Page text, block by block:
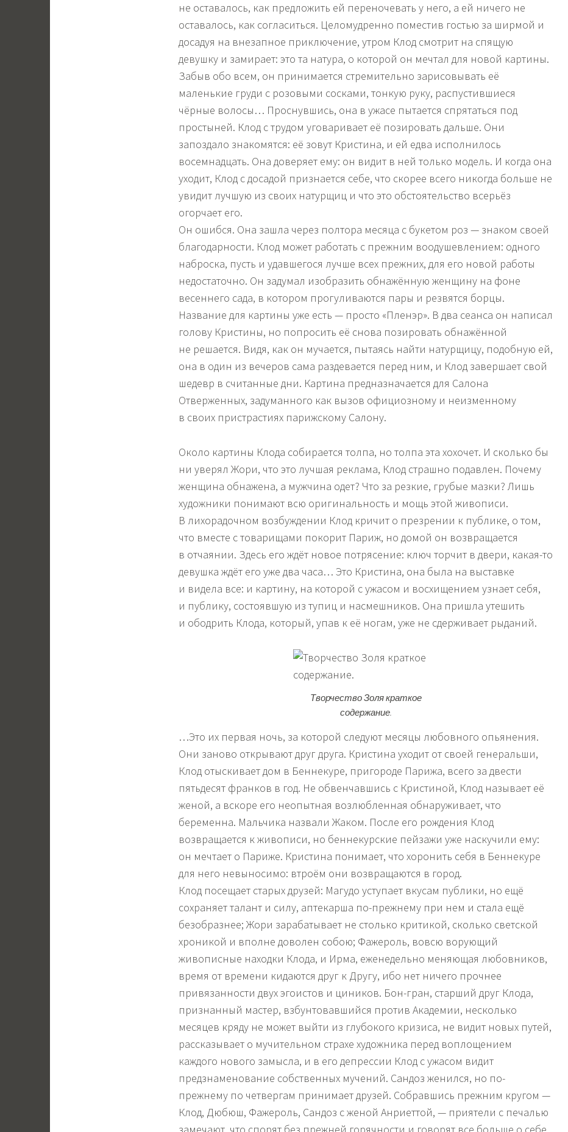
не оставалось, как предложить ей переночевать у него, а ей ничего не
оставалось, как согласиться. Целомудренно поместив гостью за ширмой и
досадуя на внезапное приключение, утром Клод смотрит на спящую
девушку и замирает: это та натура, о которой он мечтал для новой картины.
Забыв обо всем, он принимается стремительно зарисовывать её
маленькие груди с розовыми сосками, тонкую руку, распустившиеся
чёрные волосы… Проснувшись, она в ужасе пытается спрятаться под
простыней. Клод с трудом уговаривает её позировать дальше. Они
запоздало знакомятся: её зовут Кристина, и ей едва исполнилось
восемнадцать. Она доверяет ему: он видит в ней только модель. И когда она
уходит, Клод с досадой признается себе, что скорее всего никогда больше не
увидит лучшую из своих натурщиц и что это обстоятельство всерьёз
огорчает его.
Он ошибся. Она зашла через полтора месяца с букетом роз — знаком своей
благодарности. Клод может работать с прежним воодушевлением: одного
наброска, пусть и удавшегося лучше всех прежних, для его новой работы
недостаточно. Он задумал изобразить обнажённую женщину на фоне
весеннего сада, в котором прогуливаются пары и резвятся борцы.
Название для картины уже есть — просто «Пленэр». В два сеанса он написал
голову Кристины, но попросить её снова позировать обнажённой
не решается. Видя, как он мучается, пытаясь найти натурщицу, подобную ей,
она в один из вечеров сама раздевается перед ним, и Клод завершает свой
шедевр в считанные дни. Картина предназначается для Салона
Отверженных, задуманного как вызов официозному и неизменному
в своих пристрастиях парижскому Салону.
Около картины Клода собирается толпа, но толпа эта хохочет. И сколько бы
ни уверял Жори, что это лучшая реклама, Клод страшно подавлен. Почему
женщина обнажена, а мужчина одет? Что за резкие, грубые мазки? Лишь
художники понимают всю оригинальность и мощь этой живописи.
В лихорадочном возбуждении Клод кричит о презрении к публике, о том,
что вместе с товарищами покорит Париж, но домой он возвращается
в отчаянии. Здесь его ждёт новое потрясение: ключ торчит в двери, какая-то
девушка ждёт его уже два часа… Это Кристина, она была на выставке
и видела все: и картину, на которой с ужасом и восхищением узнает себя,
и публику, состоявшую из тупиц и насмешников. Она пришла утешить
и ободрить Клода, который, упав к её ногам, уже не сдерживает рыданий.
Творчество Золя краткое
содержание.
…Это их первая ночь, за которой следуют месяцы любовного опьянения.
Они заново открывают друг друга. Кристина уходит от своей генеральши,
Клод отыскивает дом в Беннекуре, пригороде Парижа, всего за двести
пятьдесят франков в год. Не обвенчавшись с Кристиной, Клод называет её
женой, а вскоре его неопытная возлюбленная обнаруживает, что
беременна. Мальчика назвали Жаком. После его рождения Клод
возвращается к живописи, но беннекурские пейзажи уже наскучили ему:
он мечтает о Париже. Кристина понимает, что хоронить себя в Беннекуре
для него невыносимо: втроём они возвращаются в город.
Клод посещает старых друзей: Магудо уступает вкусам публики, но ещё
сохраняет талант и силу, аптекарша по-прежнему при нем и стала ещё
безобразнее; Жори зарабатывает не столько критикой, сколько светской
хроникой и вполне доволен собою; Фажероль, вовсю ворующий
живописные находки Клода, и Ирма, еженедельно меняющая любовников,
время от времени кидаются друг к Другу, ибо нет ничего прочнее
привязанности двух эгоистов и циников. Бон-гран, старший друг Клода,
признанный мастер, взбунтовавшийся против Академии, несколько
месяцев кряду не может выйти из глубокого кризиса, не видит новых путей,
рассказывает о мучительном страхе художника перед воплощением
каждого нового замысла, и в его депрессии Клод с ужасом видит
предзнаменование собственных мучений. Сандоз женился, но по-
прежнему по четвергам принимает друзей. Собравшись прежним кругом —
Клод, Дюбюш, Фажероль, Сандоз с женой Анриеттой, — приятели с печалью